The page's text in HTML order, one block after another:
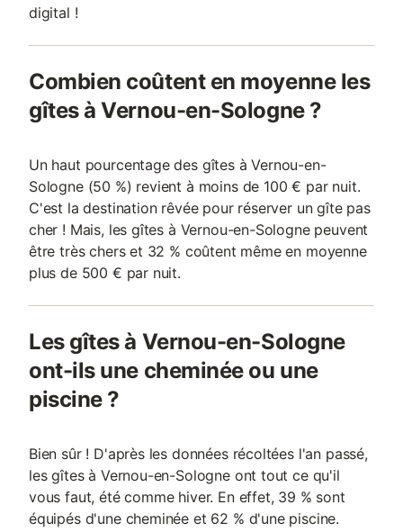
digital !
Combien coûtent en moyenne les
gîtes à Vernou-en-Sologne ?
Un haut pourcentage des gîtes à Vernou-en-
Sologne (50 %) revient à moins de 100 € par nuit.
C'est la destination rêvée pour réserver un gîte pas
cher ! Mais, les gîtes à Vernou-en-Sologne peuvent
être très chers et 32 % coûtent même en moyenne
plus de 500 € par nuit.
Les gîtes à Vernou-en-Sologne
ont-ils une cheminée ou une
piscine ?
Bien sûr ! D'après les données récoltées l'an passé,
les gîtes à Vernou-en-Sologne ont tout ce qu'il
vous faut, été comme hiver. En effet, 39 % sont
équipés d'une cheminée et 62 % d'une piscine.